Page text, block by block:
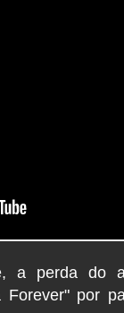
a perda do
Forever" por